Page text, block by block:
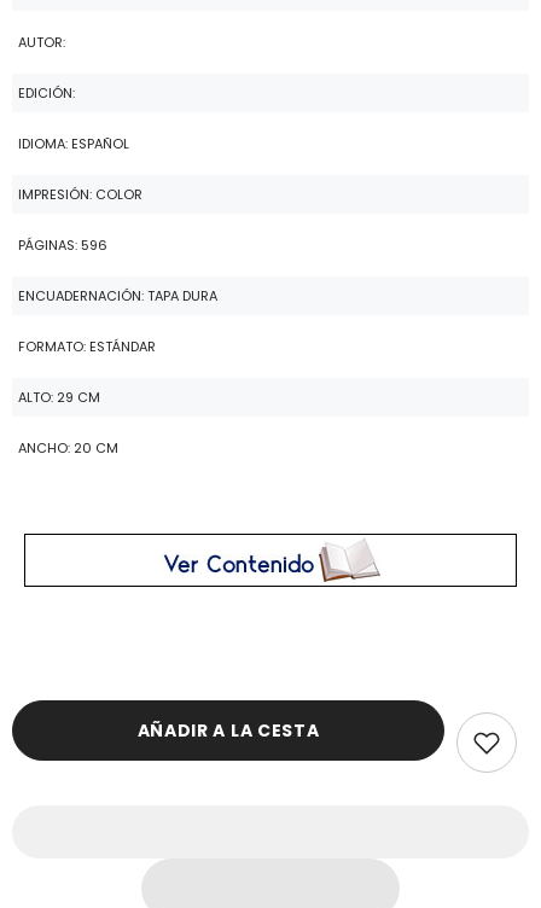
AUTOR:
EDICIÓN:
IDIOMA: ESPAÑOL
IMPRESIÓN: COLOR
PÁGINAS: 596
ENCUADERNACIÓN: TAPA DURA
FORMATO: ESTÁNDAR
ALTO: 29 CM
ANCHO: 20 CM
AÑADIR A LA CESTA